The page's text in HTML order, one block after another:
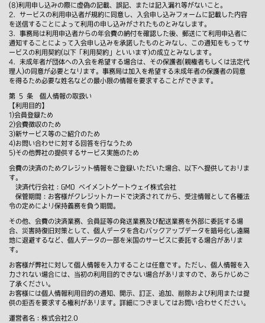
(8)利用申し込みの際に虚偽の記載、誤記、または記入漏れ等がないこと。
2．サービスの利用申込者が規約に同意し、入会申し込みフォームに記載した内容
を送信することによって利用の申し込みがされたものとみなします。
3．事務局は利用申込者からの年会費の納付を確認した後、郵送にて利用申込者に
通知することによって入会申し込みを承諾したものとみなし、この通知をもってサ
ービスの利用契約(以下「利用契約」といいます)の成立とみなします。
4．未成年者が団体への入会を希望する場合は、その保護者(親権者もしくは法定代
理人)の同意が必要となります。事務局は加入を希望する未成年者の保護者の同意
を得るため必要な姓名などの最小限の情報を要求することができます。
第 5 条 個人情報の取扱い
【利用目的】
1)会員登録ため
2)会費徴収のため
3)新サービス等のご紹介のため
4)お問い合わせに対する回答を行なうため
5)その他弊社の提供するサービス実施のため
会費の決済のためクレジット情報をご登録いただいた場合、以下へ提供しておりま
す。
決済代行会社：GMO ペイメントゲートウェイ株式会社
保管期間：お客様がクレジットカードで決済されてから、受注情報として各種法
令の定めにより保持義務を負う期間。
その他、会費の決済業務、会員証等の発送業務及び配送業務を外部に委託する場
合、災害時復旧対策として、個人データを含むバックアップデータを暗号化し遠隔
地に退避するなど、個人データの一部を米国のサービスに委託する場合がありま
す。
お客様が弊社に対して個人情報を入力することは任意です。ただし、個人情報を入
力されない場合には、当初の利用目的できない場合がありますので、あらかじめご
了承ください。
お客様には個人情報利用目的の通知、開示、訂正、追加、削除および利用または提
供の拒否を要求する権利があります。詳細につきましてはお問い合わせください。
運営者名：株式会社2.0